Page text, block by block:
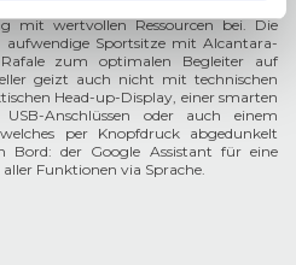
mit wertvollen Ressourcen bei. Die
Sportsitze mit Alcantara-
zum optimalen Begleiter auf
geizt auch nicht mit technischen
Head-up-Display, einer smarten
Anschlüssen oder auch einem
per Knopfdruck abgedunkelt
Bord: der Google Assistant für eine
Funktionen via Sprache.